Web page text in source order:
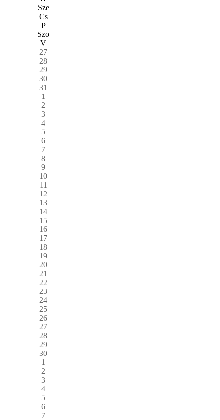
Sze
Cs
P
Szo
V
27
28
29
30
31
1
2
3
4
5
6
7
8
9
10
11
12
13
14
15
16
17
18
19
20
21
22
23
24
25
26
27
28
29
30
1
2
3
4
5
6
7